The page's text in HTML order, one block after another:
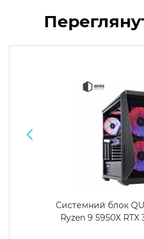
Системний блок
Ryzen 9 5950X RTX